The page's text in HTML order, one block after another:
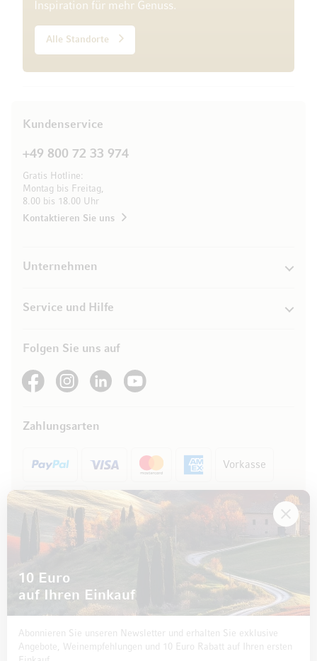
Inspiration für mehr Genuss.
Alle Standorte
Kundenservice
+49 800 72 33 974
Gratis Hotline:
Montag bis Freitag,
8.00 bis 18.00 Uhr
Kontaktieren Sie uns
Unternehmen
Service und Hilfe
Folgen Sie uns auf
See our FacebookSee our Instagram account
See our LinkedInSee our YouTube channel
Zahlungsarten
Vorkasse
Rechnung
10 Euro
auf Ihren Einkauf
Abonnieren Sie unseren Newsletter und erhalten Sie exklusive
Angebote, Weinempfehlungen und 10 Euro Rabatt auf Ihren ersten